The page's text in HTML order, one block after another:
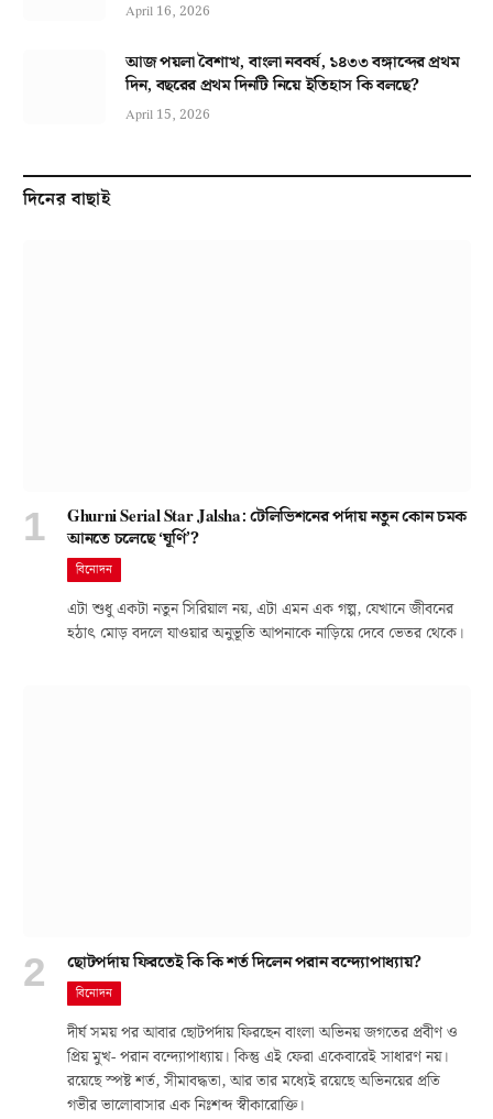
April 16, 2026
আজ পয়লা বৈশাখ, বাংলা নববর্ষ, ১৪৩৩ বঙ্গাব্দের প্রথম
দিন, বছরের প্রথম দিনটি নিয়ে ইতিহাস কি বলছে?
April 15, 2026
দিনের বাছাই
Ghurni Serial Star Jalsha: টেলিভিশনের পর্দায় নতুন কোন চমক
আনতে চলেছে ‘ঘূর্ণি’?
বিনোদন
এটা শুধু একটা নতুন সিরিয়াল নয়, এটা এমন এক গল্প, যেখানে জীবনের
হঠাৎ মোড় বদলে যাওয়ার অনুভূতি আপনাকে নাড়িয়ে দেবে ভেতর থেকে।
ছোটপর্দায় ফিরতেই কি কি শর্ত দিলেন পরান বন্দ্যোপাধ্যায়?
বিনোদন
দীর্ঘ সময় পর আবার ছোটপর্দায় ফিরছেন বাংলা অভিনয় জগতের প্রবীণ ও
প্রিয় মুখ- পরান বন্দ্যোপাধ্যায়। কিন্তু এই ফেরা একেবারেই সাধারণ নয়।
রয়েছে স্পষ্ট শর্ত, সীমাবদ্ধতা, আর তার মধ্যেই রয়েছে অভিনয়ের প্রতি
গভীর ভালোবাসার এক নিঃশব্দ স্বীকারোক্তি।